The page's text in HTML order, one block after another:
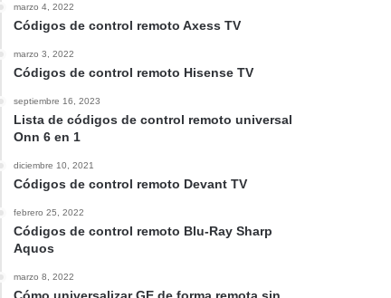
marzo 4, 2022
Códigos de control remoto Axess TV
marzo 3, 2022
Códigos de control remoto Hisense TV
septiembre 16, 2023
Lista de códigos de control remoto universal
Onn 6 en 1
diciembre 10, 2021
Códigos de control remoto Devant TV
febrero 25, 2022
Códigos de control remoto Blu-Ray Sharp
Aquos
marzo 8, 2022